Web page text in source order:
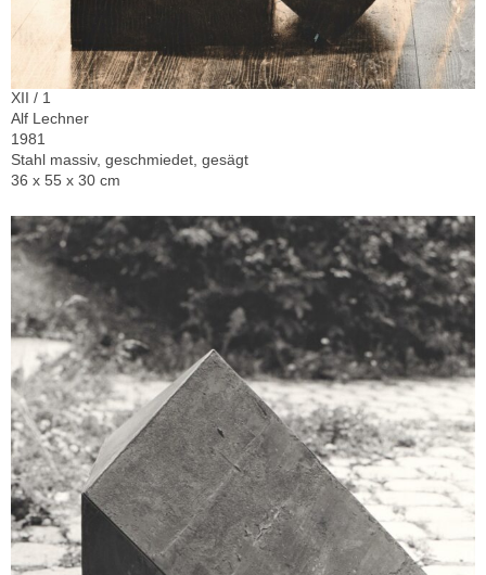
XII / 1
Alf Lechner
1981
Stahl massiv, geschmiedet, gesägt
36 x 55 x 30 cm